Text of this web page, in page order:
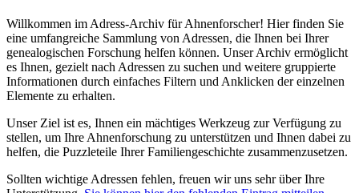
Willkommen im Adress-Archiv für Ahnenforscher! Hier finden Sie
eine umfangreiche Sammlung von Adressen, die Ihnen bei Ihrer
genealogischen Forschung helfen können. Unser Archiv ermöglicht
es Ihnen, gezielt nach Adressen zu suchen und weitere gruppierte
Informationen durch einfaches Filtern und Anklicken der einzelnen
Elemente zu erhalten.
Unser Ziel ist es, Ihnen ein mächtiges Werkzeug zur Verfügung zu
stellen, um Ihre Ahnenforschung zu unterstützen und Ihnen dabei zu
helfen, die Puzzleteile Ihrer Familiengeschichte zusammenzusetzen.
Sollten wichtige Adressen fehlen, freuen wir uns sehr über Ihre